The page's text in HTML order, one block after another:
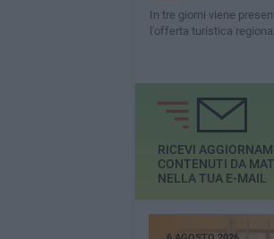
In tre giorni viene
l'offerta turistica
RICEVI
CONTENUTI DA
NELLA TUA E-MAIL